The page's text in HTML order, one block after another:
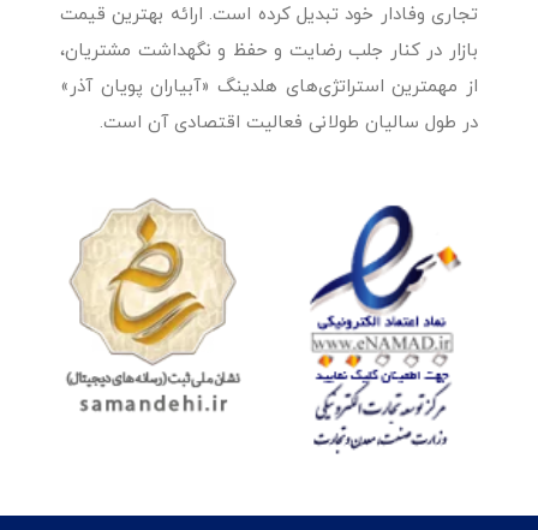
تجاری وفادار خود تبدیل کرده است. ارائه بهترین قیمت
بازار در کنار جلب رضایت و حفظ و نگهداشت مشتریان،
از مهمترین استراتژی‌های هلدینگ «آبیاران پویان آذر»
در طول سالیان طولانی فعالیت اقتصادی آن است.